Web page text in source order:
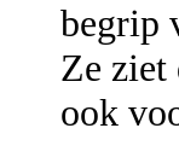
begrip
Ze ziet
ook